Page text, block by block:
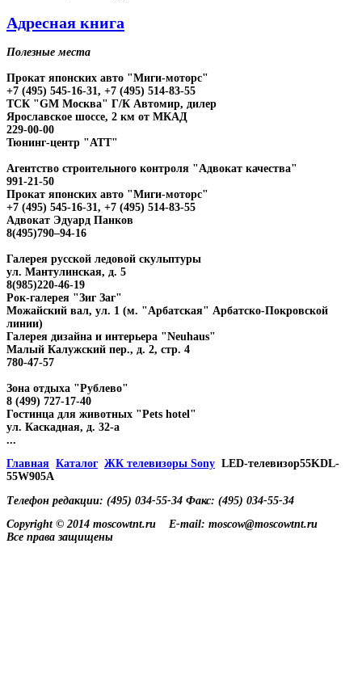
Адресная книга
Полезные места
Прокат японских авто "Миги-моторс"
+7 (495) 545-16-31, +7 (495) 514-83-55
ТСК "GM Москва" Г/К Автомир, дилер
Ярославское шоссе, 2 км от МКАД
229-00-00
Тюнинг-центр "АТТ"
Агентство строительного контроля "Адвокат качества"
991-21-50
Прокат японских авто "Миги-моторс"
+7 (495) 545-16-31, +7 (495) 514-83-55
Адвокат Эдуард Панков
8(495)790–94-16
Галерея русской ледовой скульптуры
ул. Мантулинская, д. 5
8(985)220-46-19
Рок-галерея "Зиг Заг"
Можайский вал, ул. 1 (м. "Арбатская" Арбатско-Покровской
линии)
Галерея дизайна и интерьера "Neuhaus"
Малый Калужский пер., д. 2, стр. 4
780-47-57
Зона отдыха "Рублево"
8 (499) 727-17-40
Гостинца для животных "Рets hotel"
ул. Каскадная, д. 32-а
...
Главная Каталог ЖК телевизоры Sony LED-телевизор55KDL-
55W905A
Телефон редакции: (495) 034-55-34 Факс: (495) 034-55-34
Copyright © 2014 moscowtnt.ru
E-mail: moscow@moscowtnt.ru
Все права защищены